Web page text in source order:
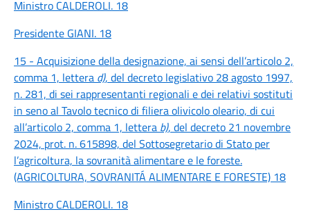
Ministro CALDEROLI. 18
Presidente GIANI. 18
15 - Acquisizione della designazione, ai sensi dell’articolo 2,
comma 1, lettera d), del decreto legislativo 28 agosto 1997,
n. 281, di sei rappresentanti regionali e dei relativi sostituti
in seno al Tavolo tecnico di filiera olivicolo oleario, di cui
all’articolo 2, comma 1, lettera b), del decreto 21 novembre
2024, prot. n. 615898, del Sottosegretario di Stato per
l’agricoltura, la sovranità alimentare e le foreste.
(AGRICOLTURA, SOVRANITÁ ALIMENTARE E FORESTE) 18
Ministro CALDEROLI. 18